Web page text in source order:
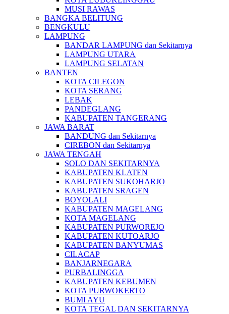
MUSI RAWAS
BANGKA BELITUNG
BENGKULU
LAMPUNG
BANDAR LAMPUNG dan Sekitarnya
LAMPUNG UTARA
LAMPUNG SELATAN
BANTEN
KOTA CILEGON
KOTA SERANG
LEBAK
PANDEGLANG
KABUPATEN TANGERANG
JAWA BARAT
BANDUNG dan Sekitarnya
CIREBON dan Sekitarnya
JAWA TENGAH
SOLO DAN SEKITARNYA
KABUPATEN KLATEN
KABUPATEN SUKOHARJO
KABUPATEN SRAGEN
BOYOLALI
KABUPATEN MAGELANG
KOTA MAGELANG
KABUPATEN PURWOREJO
KABUPATEN KUTOARJO
KABUPATEN BANYUMAS
CILACAP
BANJARNEGARA
PURBALINGGA
KABUPATEN KEBUMEN
KOTA PURWOKERTO
BUMI AYU
KOTA TEGAL DAN SEKITARNYA